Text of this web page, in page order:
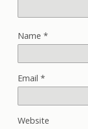
Name *
Email *
Website